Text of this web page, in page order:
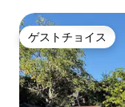
ゲストチョイス
ゲストチョイス